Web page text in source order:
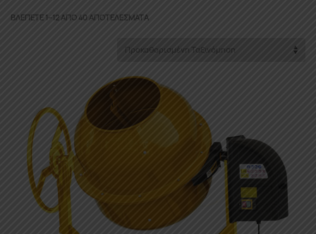
ΒΛΈΠΕΤΕ 1–12 ΑΠΌ 40 ΑΠΟΤΕΛΈΣΜΑΤΑ